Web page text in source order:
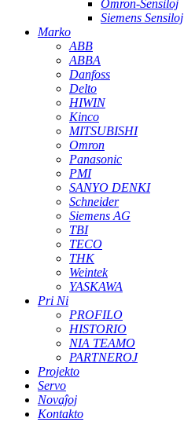
Omron-Sensiloj
Siemens Sensiloj
Marko
ABB
ABBA
Danfoss
Delto
HIWIN
Kinco
MITSUBISHI
Omron
Panasonic
PMI
SANYO DENKI
Schneider
Siemens AG
TBI
TECO
THK
Weintek
YASKAWA
Pri Ni
PROFILO
HISTORIO
NIA TEAMO
PARTNEROJ
Projekto
Servo
Novaĵoj
Kontakto